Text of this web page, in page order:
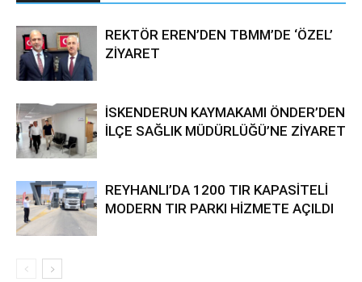
REKTÖR EREN’DEN TBMM’DE ‘ÖZEL’
ZİYARET
İSKENDERUN KAYMAKAMI ÖNDER’DEN
İLÇE SAĞLIK MÜDÜRLÜĞÜ’NE ZİYARET
REYHANLI’DA 1200 TIR KAPASİTELİ
MODERN TIR PARKI HİZMETE AÇILDI